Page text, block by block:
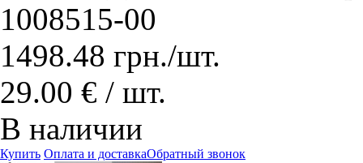
1008515-00
1498.48 грн./шт.
29.00 € / шт.
В наличии
Купить Оплата и доставкаОбратный звонок